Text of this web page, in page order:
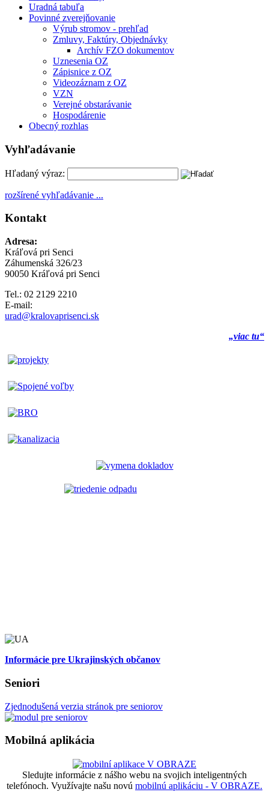
Uradná tabuľa
Povinné zverejňovanie
Výrub stromov - prehľad
Zmluvy, Faktúry, Objednávky
Archív FZO dokumentov
Uznesenia OZ
Zápisnice z OZ
Videozáznam z OZ
VZN
Verejné obstarávanie
Hospodárenie
Obecný rozhlas
Vyhľadávanie
Hľadaný výraz:
rozšírené vyhľadávanie ...
Kontakt
Adresa:
Kráľová pri Senci
Záhumenská 326/23
90050 Kráľová pri Senci
Tel.: 02 2129 2210
E-mail:
urad@kralovaprisenci.sk
„viac tu“
Informácie pre Ukrajinských občanov
Seniori
Zjednodušená verzia stránok pre seniorov
Mobilná aplikácia
Sledujte informácie z nášho webu na svojich inteligentných
telefónoch. Využívajte našu novú mobilnú aplikáciu - V OBRAZE.